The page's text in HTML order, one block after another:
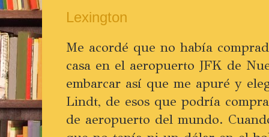
Lexington
Me acordé que no había
casa en el aeropuerto JFK de
embarcar así que me apuré y
Lindt, de esos que podría
de aeropuerto del mundo.